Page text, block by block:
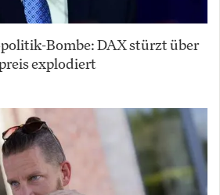
Bombe: DAX stürzt über
explodiert